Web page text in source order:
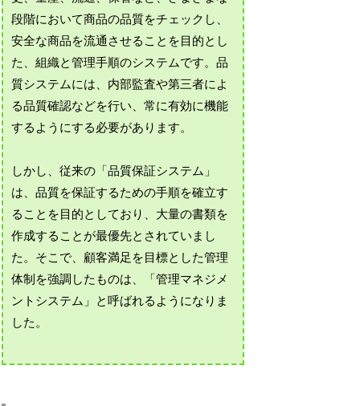
段階において商品の品質をチェックし、
安全な商品を流通させることを目的とし
た、組織と管理手順のシステムです。品
質システムには、内部監査や第三者によ
る品質確認などを行い、常に有効に機能
するようにする必要があります。
しかし、従来の「品質保証システム」
は、品質を保証するための手順を確立す
ることを目的としており、大量の書類を
作成することが最優先とされていまし
た。そこで、顧客満足を目標とした管理
体制を強調したものは、「管理マネジメ
ントシステム」と呼ばれるようになりま
した。